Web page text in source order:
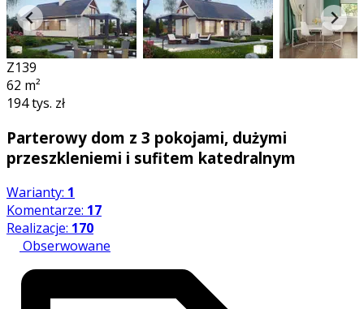
Z139
62 m²
194 tys. zł
Parterowy dom z 3 pokojami, dużymi
przeszkleniemi i sufitem katedralnym
Warianty: 1
Komentarze: 17
Realizacje: 170
Obserwowane